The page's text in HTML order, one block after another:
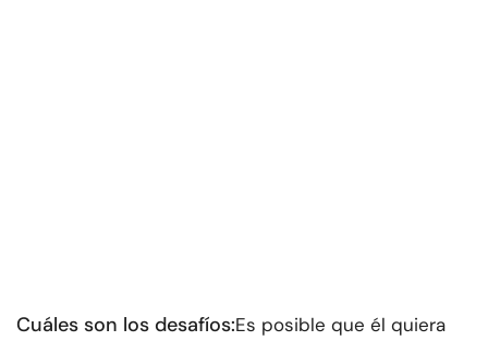
Cuáles son los desafíos:Es posible que él quiera